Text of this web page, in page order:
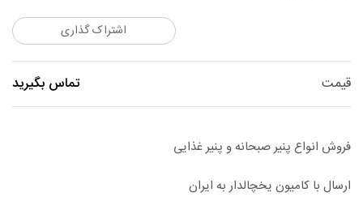
اشتراک گذاری
قیمت تماس بگیرید
فروش انواع پنیر صبحانه و پنیر غذایی
ارسال با کامیون یخچالدار به ایران